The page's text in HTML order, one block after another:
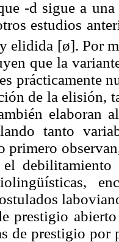
-d sigue a
estudios
elidida [ø]. Por
que la
prácticamente
de la elisión,
elaboran
tanto
primero
el
prestigio
de prestigio